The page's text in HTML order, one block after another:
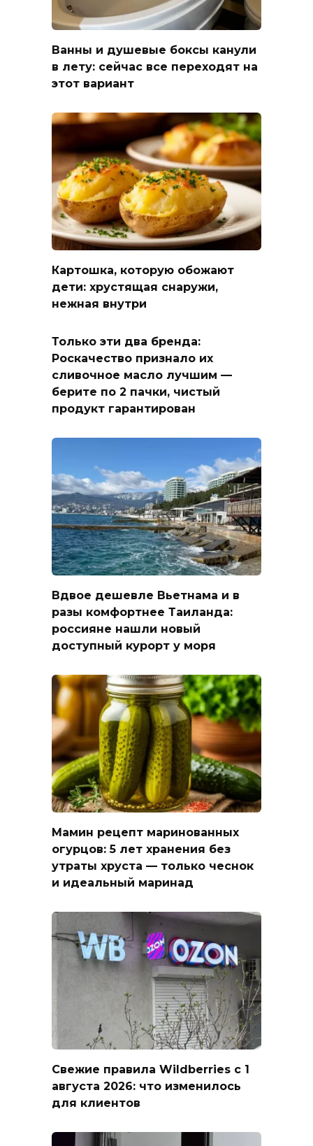
Ванны и душевые боксы канули
в лету: сейчас все переходят на
этот вариант
Картошка, которую обожают
дети: хрустящая снаружи,
нежная внутри
Только эти два бренда:
Роскачество признало их
сливочное масло лучшим —
берите по 2 пачки, чистый
продукт гарантирован
Вдвое дешевле Вьетнама и в
разы комфортнее Таиланда:
россияне нашли новый
доступный курорт у моря
Мамин рецепт маринованных
огурцов: 5 лет хранения без
утраты хруста — только чеснок
и идеальный маринад
Свежие правила Wildberries с 1
августа 2026: что изменилось
для клиентов